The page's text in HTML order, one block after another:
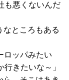
も悪くないんだ
なところもある
ロッパみたい
きたいな～」